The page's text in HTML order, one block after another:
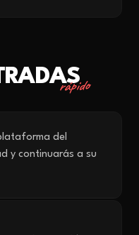
rápido
del
y continuarás a su